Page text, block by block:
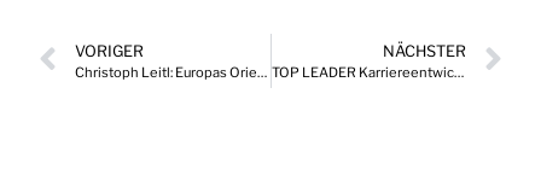
VORIGER
Christoph Leitl: Europas Orientierungssuche und strategische Neuausrichtung
NÄCHSTER
TOP LEADER Karriereentwicklungen, die Drehscheibe wichtiger Positionen in Österreich 06/2026